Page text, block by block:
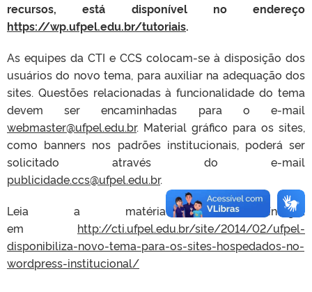
recursos, está disponível no endereço
https://wp.ufpel.edu.br/tutoriais.
As equipes da CTI e CCS colocam-se à disposição dos
usuários do novo tema, para auxiliar na adequação dos
sites. Questões relacionadas à funcionalidade do tema
devem ser encaminhadas para o e-mail
webmaster@ufpel.edu.br. Material gráfico para os sites,
como banners nos padrões institucionais, poderá ser
solicitado através do e-mail
publicidade.ccs@ufpel.edu.br.
Leia a matéria na íntegra
em http://cti.ufpel.edu.br/site/2014/02/ufpel-
disponibiliza-novo-tema-para-os-sites-hospedados-no-
wordpress-institucional/